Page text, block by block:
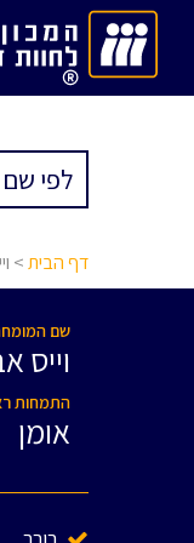
דף הבית>
שם
וייס
התמחות
אומן